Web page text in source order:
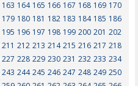
163 164 165 166 167 168 169 170
179 180 181 182 183 184 185 186
195 196 197 198 199 200 201 202
211 212 213 214 215 216 217 218
227 228 229 230 231 232 233 234
243 244 245 246 247 248 249 250